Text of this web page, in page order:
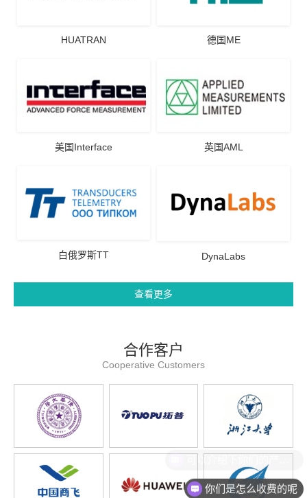
HUATRAN 德国ME
美国Interface 英国AML
白俄罗斯TT DynaLabs
查看更多
合作客户
Cooperative Customers
你们是怎么收费的呢